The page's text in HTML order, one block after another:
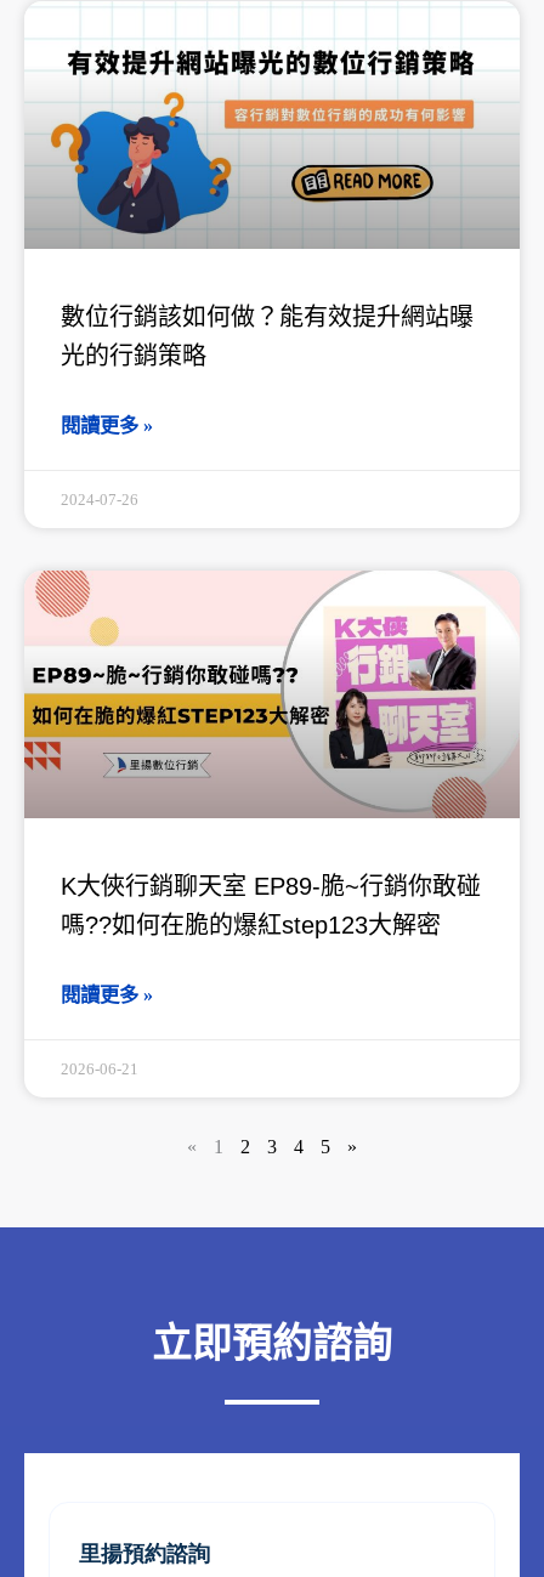
數位行銷該如何做？能有效提升網站曝
光的行銷策略
閱讀更多 »
2024-07-26
K大俠行銷聊天室 EP89-脆~行銷你敢碰
嗎??如何在脆的爆紅step123大解密
閱讀更多 »
2026-06-21
« 1 2 3 4 5 »
立即預約諮詢